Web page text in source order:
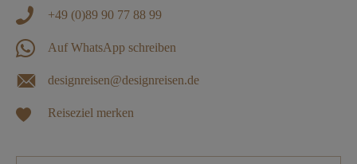
+49 (0)89 90 77 88 99
Auf WhatsApp schreiben
designreisen@designreisen.de
Reiseziel merken